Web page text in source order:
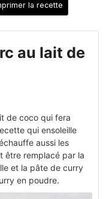
la recette
au lait de
de coco qui fera
qui ensoleille
aussi les
être remplacé par la
et la pâte de curry
en poudre.